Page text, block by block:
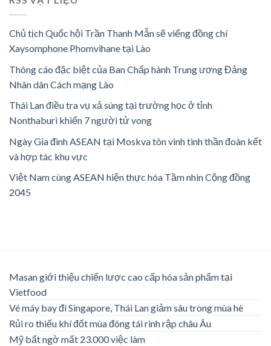
Chủ tịch Quốc hội Trần Thanh Mẫn sẽ viếng đồng chí
Xaysomphone Phomvihane tại Lào
Thông cáo đặc biệt của Ban Chấp hành Trung ương Đảng
Nhân dân Cách mạng Lào
Thái Lan điều tra vụ xả súng tại trường học ở tỉnh
Nonthaburi khiến 7 người tử vong
Ngày Gia đình ASEAN tại Moskva tôn vinh tinh thần đoàn kết
và hợp tác khu vực
Việt Nam cùng ASEAN hiện thực hóa Tầm nhìn Cộng đồng
2045
Masan giới thiệu chiến lược cao cấp hóa sản phẩm tại
Vietfood
Vé máy bay đi Singapore, Thái Lan giảm sâu trong mùa hè
Rủi ro thiếu khí đốt mùa đông tái rình rập châu Âu
Mỹ bất ngờ mất 23.000 việc làm